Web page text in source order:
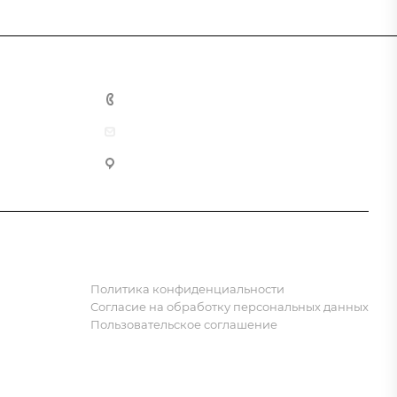
Политика конфиденциальности
Согласие на обработку персональных данных
Пользовательское соглашение